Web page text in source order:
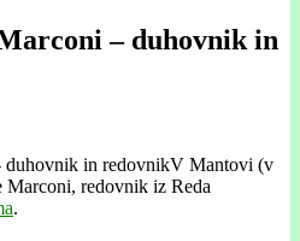
– duhovnik in
V Mantovi (v
redovnik iz Reda
.